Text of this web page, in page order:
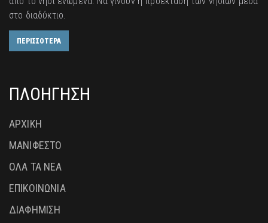
στο διαδύκτιο.
ΠΕΡΙΣΣΟΤΕΡΑ
ΠΛΟΗΓΗΣΗ
ΑΡΧΙΚΗ
ΜΑΝΙΦΕΣΤΟ
ΟΛΑ ΤΑ ΝΕΑ
ΕΠΙΚΟΙΝΩΝΙΑ
ΔΙΑΦΗΜΙΣΗ